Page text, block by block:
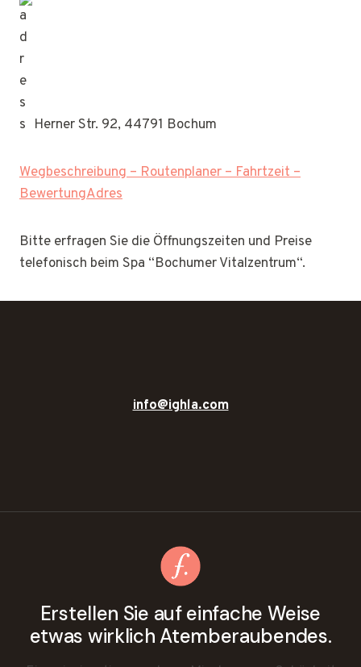
Herner Str. 92, 44791 Bochum
Wegbeschreibung – Routenplaner – Fahrtzeit –
BewertungAdres
Bitte erfragen Sie die Öffnungszeiten und Preise
telefonisch beim Spa “Bochumer Vitalzentrum“.
info@ighla.com
Erstellen Sie auf einfache Weise
etwas wirklich Atemberaubendes.